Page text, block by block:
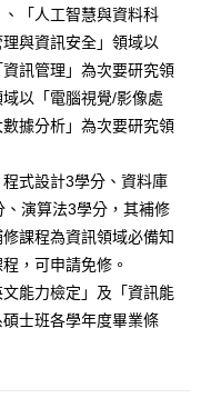
「人工智慧與資料科
與資訊安全」領域以
資訊管理」為次要研究領
以「電腦視覺/影像處
據分析」為次要研究領
式設計3學分、資料庫
演算法3學分，其補修
課程為資訊領域必備知
，可申請免修。
能力檢定」及「資訊能
士班各學年度畢業條